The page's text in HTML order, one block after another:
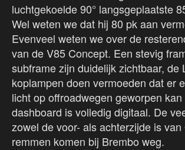
luchtgekoelde 90° langsgeplaatste
Wel weten we dat hij 80 pk aan
Evenveel weten we over de
van de V85 Concept. Een stevig
subframe zijn duidelijk zichtbaar, de
koplampen doen vermoeden dat er
licht op offroadwegen geworpen
dashboard is volledig digitaal. De
zowel de voor- als achterzijde is
remmen komen bij Brembo weg.